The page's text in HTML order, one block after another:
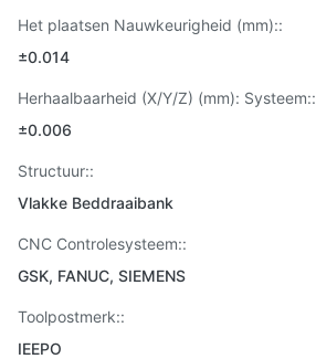
Het plaatsen Nauwkeurigheid (mm)::
±0.014
Herhaalbaarheid (X/Y/Z) (mm): Systeem::
±0.006
Structuur::
Vlakke Beddraaibank
CNC Controlesysteem::
GSK, FANUC, SIEMENS
Toolpostmerk::
IEEPO